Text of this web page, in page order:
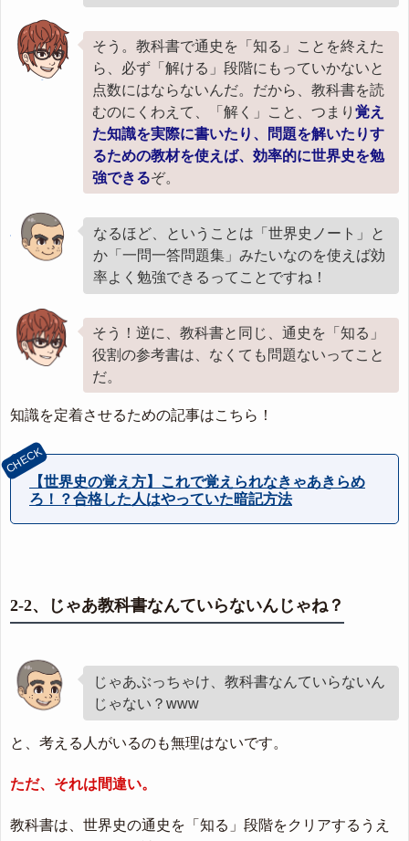
そう。教科書で通史を「知る」ことを終えた
ら、必ず「解ける」段階にもっていかないと
点数にはならないんだ。だから、教科書を読
むのにくわえて、「解く」こと、つまり 覚え
た知識を実際に書いたり、問題を解いたりす
るための教材を使えば、効率的に世界史を勉
強できるぞ。
なるほど、ということは「世界史ノート」と
か「一問一答問題集」みたいなのを使えば効
率よく勉強できるってことですね！
そう！逆に、教科書と同じ、通史を「知る」
役割の参考書は、なくても問題ないってこと
だ。
知識を定着させるための記事はこちら！
【世界史の覚え方】これで覚えられなきゃあきらめ
ろ！？合格した人はやっていた暗記方法
2-2、じゃあ教科書なんていらないんじゃね？
じゃあぶっちゃけ、教科書なんていらないん
じゃない？www
と、考える人がいるのも無理はないです。
ただ、それは間違い。
教科書は、世界史の通史を「知る」段階をクリアするうえ